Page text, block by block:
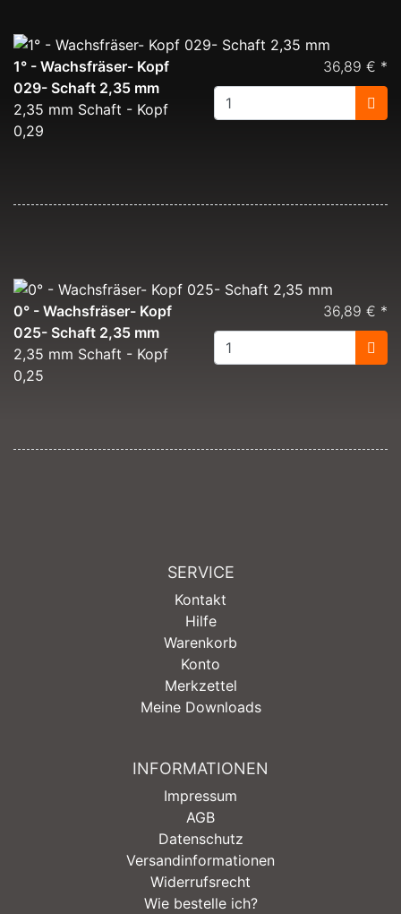
1° - Wachsfräser- Kopf
029- Schaft 2,35 mm
2,35 mm Schaft - Kopf
0,29
36,89 € *
0° - Wachsfräser- Kopf
025- Schaft 2,35 mm
2,35 mm Schaft - Kopf
0,25
36,89 € *
SERVICE
Kontakt
Hilfe
Warenkorb
Konto
Merkzettel
Meine Downloads
INFORMATIONEN
Impressum
AGB
Datenschutz
Versandinformationen
Widerrufsrecht
Wie bestelle ich?